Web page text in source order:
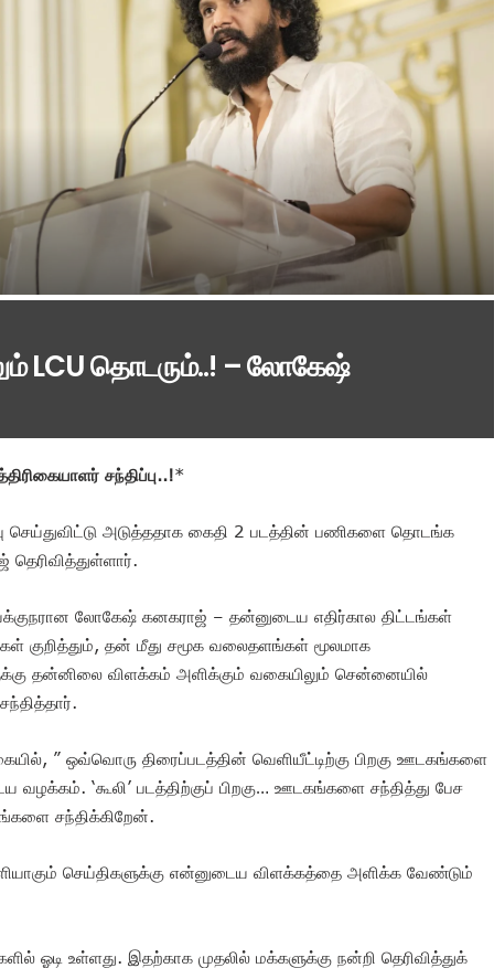
LCU தொடரும்..! – லோகேஷ்
சந்திப்பு..!*
அடுத்ததாக கைதி 2 படத்தின் பணிகளை தொடங்க
லோகேஷ் கனகராஜ் – தன்னுடைய எதிர்கால திட்டங்கள்
குறித்தும், தன் மீது சமூக வலைதளங்கள் மூலமாக
தன்னிலை விளக்கம் அளிக்கும் வகையிலும் சென்னையில்
” ஒவ்வொரு திரைப்படத்தின் வெளியீட்டிற்கு பிறகு ஊடகங்களை
வழக்கம். ‘கூலி’ படத்திற்குப் பிறகு… ஊடகங்களை சந்தித்து பேச
சந்திக்கிறேன்.
செய்திகளுக்கு என்னுடைய விளக்கத்தை அளிக்க வேண்டும்
ஓடி உள்ளது. இதற்காக முதலில் மக்களுக்கு நன்றி தெரிவித்துக்